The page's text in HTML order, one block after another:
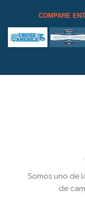
COMPARE
Somos uno de
de